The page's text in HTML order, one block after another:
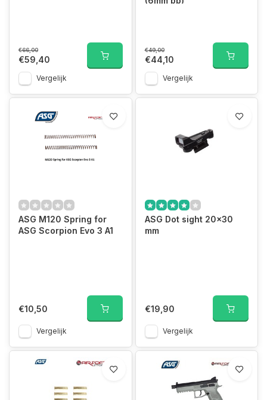
€66,00
€59,40
Vergelijk
€49,00
€44,10
Vergelijk
ASG M120 Spring for
ASG Scorpion Evo 3 A1
€10,50
Vergelijk
ASG Dot sight 20x30
mm
€19,90
Vergelijk